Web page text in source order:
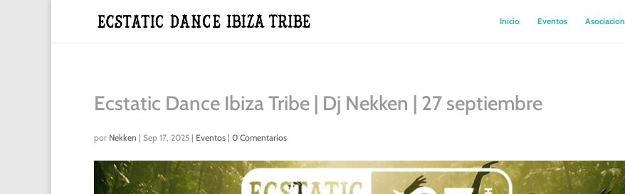
Inicio Eventos Asociacion
Ecstatic Dance Ibiza Tribe | Dj Nekken | 27 septiembre
por Nekken | Sep 17, 2025 | Eventos | 0 Comentarios